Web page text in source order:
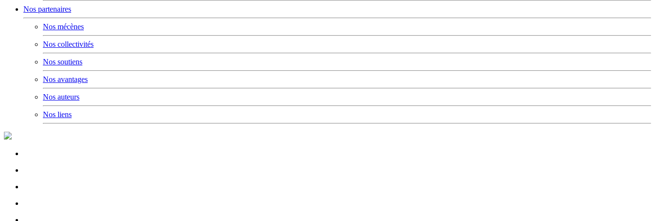
Nos partenaires
Nos mécènes
Nos collectivités
Nos soutiens
Nos avantages
Nos auteurs
Nos liens